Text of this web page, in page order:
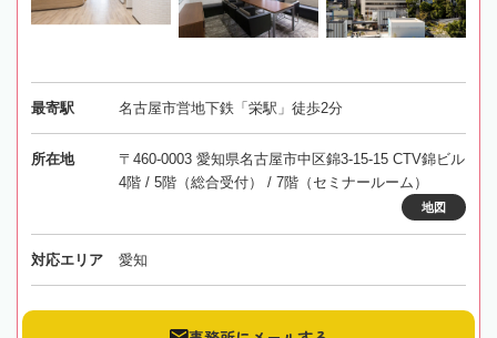
最寄駅 名古屋市営地下鉄「栄駅」徒歩2分
所在地
〒460-0003 愛知県名古屋市中区錦3-15-15 CTV錦ビル
4階 / 5階（総合受付） / 7階（セミナールーム）
地図
対応エリア 愛知